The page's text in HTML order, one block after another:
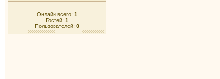
Онлайн всего: 1
Гостей: 1
Пользователей: 0